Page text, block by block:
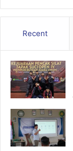
Recent